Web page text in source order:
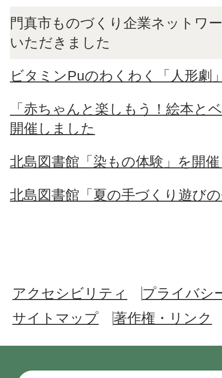
門真市ものづくり企業ネットワ
いただきました
ビタミンPuのわくわく「人形劇
「赤ちゃんと楽しもう！絵本と
開催しました
北島図書館「染もの体験」を開
北島図書館「夏の手づくり遊び
アクセシビリティ
プライバシ
サイトマップ
著作権・リンク